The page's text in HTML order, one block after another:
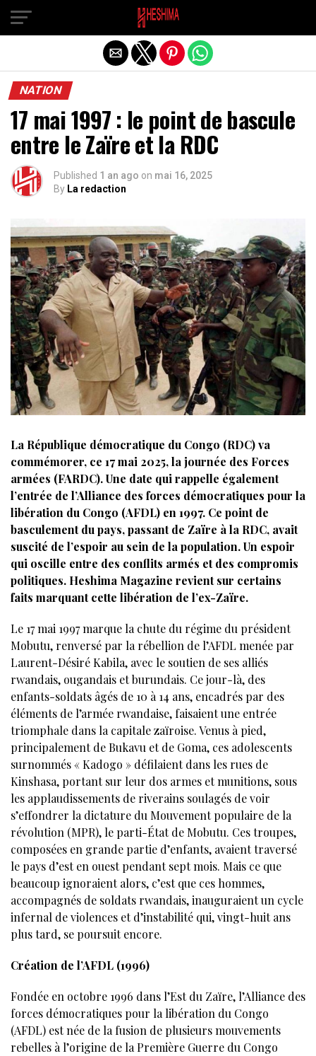
NATION
17 mai 1997 : le point de bascule
entre le Zaïre et la RDC
Published 1 an ago on mai 16, 2025
By La redaction
La République démocratique du Congo (RDC) va
commémorer, ce 17 mai 2025, la journée des Forces
armées (FARDC). Une date qui rappelle également
l’entrée de l’Alliance des forces démocratiques pour la
libération du Congo (AFDL) en 1997. Ce point de
basculement du pays, passant de Zaïre à la RDC, avait
suscité de l’espoir au sein de la population. Un espoir
qui oscille entre des conflits armés et des compromis
politiques. Heshima Magazine revient sur certains
faits marquant cette libération de l’ex-Zaïre.
Le 17 mai 1997 marque la chute du régime du président
Mobutu, renversé par la rébellion de l’AFDL menée par
Laurent-Désiré Kabila, avec le soutien de ses alliés
rwandais, ougandais et burundais. Ce jour-là, des
enfants-soldats âgés de 10 à 14 ans, encadrés par des
éléments de l’armée rwandaise, faisaient une entrée
triomphale dans la capitale zaïroise. Venus à pied,
principalement de Bukavu et de Goma, ces adolescents
surnommés « Kadogo » défilaient dans les rues de
Kinshasa, portant sur leur dos armes et munitions, sous
les applaudissements de riverains soulagés de voir
s’effondrer la dictature du Mouvement populaire de la
révolution (MPR), le parti-État de Mobutu. Ces troupes,
composées en grande partie d’enfants, avaient traversé
le pays d’est en ouest pendant sept mois. Mais ce que
beaucoup ignoraient alors, c’est que ces hommes,
accompagnés de soldats rwandais, inauguraient un cycle
infernal de violences et d’instabilité qui, vingt-huit ans
plus tard, se poursuit encore.
Création de l’AFDL (1996)
Fondée en octobre 1996 dans l’Est du Zaïre, l’Alliance des
forces démocratiques pour la libération du Congo
(AFDL) est née de la fusion de plusieurs mouvements
rebelles à l’origine de la Première Guerre du Congo
Quitter la version mobile